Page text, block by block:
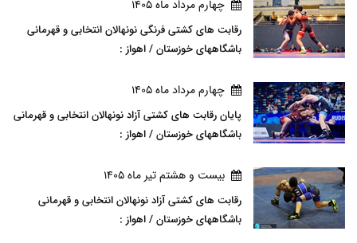
چهارم مرداد ماه 1405
رقابت های کشتی فرنگی نونهالان انتخابی و قهرمانی
باشگاههای خوزستان / اهواز :
چهارم مرداد ماه 1405
پایان رقابت های کشتی آزاد نونهالان انتخابی و قهرمانی
باشگاههای خوزستان / اهواز :
بيست و هشتم تير ماه 1405
رقابت های کشتی آزاد نونهالان انتخابی و قهرمانی
باشگاههای خوزستان / اهواز :